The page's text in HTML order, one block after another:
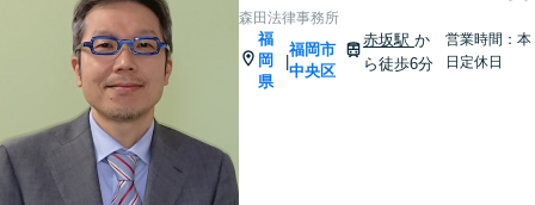
森田法律事務所
福
岡
県
|
福岡市
中央区
赤坂駅 か
ら徒歩6分
営業時間：本
日定休日